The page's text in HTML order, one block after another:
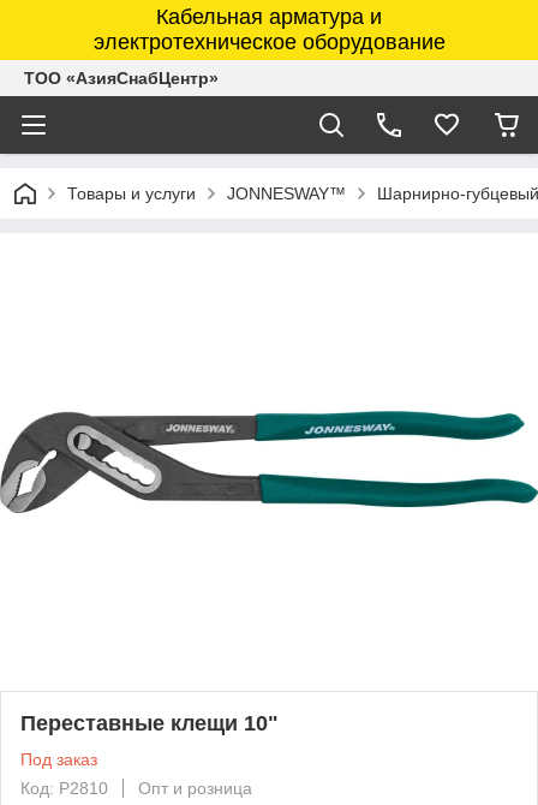
Кабельная арматура и
электротехническое оборудование
ТОО «АзияСнабЦентр»
Товары и услуги JONNESWAY™ Шарнирно-
Переставные клещи 10"
Под заказ
Код: P2810
Опт и розница